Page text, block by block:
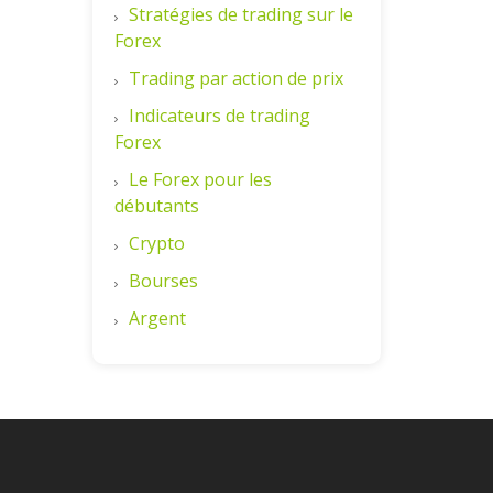
Stratégies de trading sur le
Forex
Trading par action de prix
Indicateurs de trading
Forex
Le Forex pour les
débutants
Crypto
Bourses
Argent